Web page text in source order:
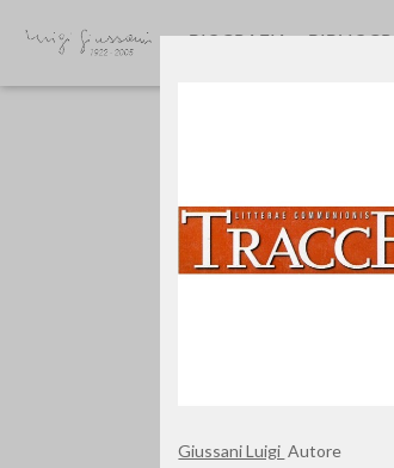
Giussani Luigi Autore
BIOGRAFIA